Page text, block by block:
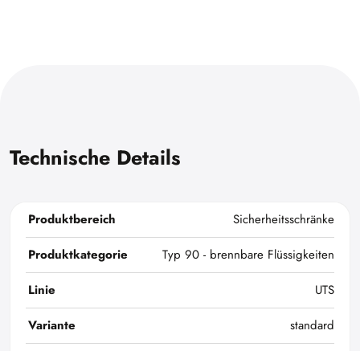
Technische Details
Produktbereich
Sicherheitsschränke
Produktkategorie
Typ 90 - brennbare Flüssigkeiten
Linie
UTS
Variante
standard